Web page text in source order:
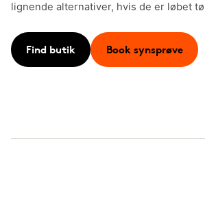
lignende alternativer, hvis de er løbet
Find butik Book synsprøve